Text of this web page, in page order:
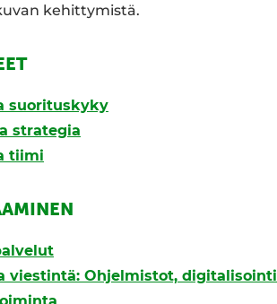
kehittymistä.
suorituskyky
strategia
tiimi
viestintä: Ohjelmistot, digitalisointi